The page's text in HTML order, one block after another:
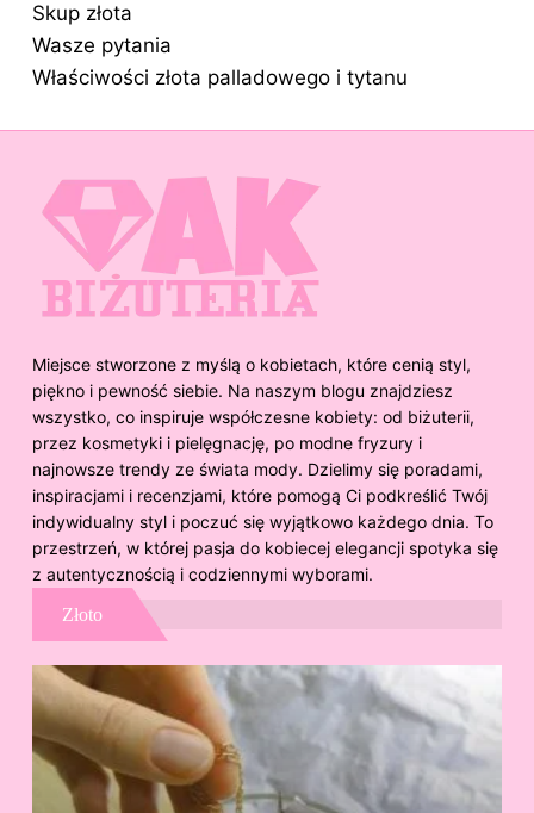
Skup złota
Wasze pytania
Właściwości złota palladowego i tytanu
Miejsce stworzone z myślą o kobietach, które cenią styl,
piękno i pewność siebie. Na naszym blogu znajdziesz
wszystko, co inspiruje współczesne kobiety: od biżuterii,
przez kosmetyki i pielęgnację, po modne fryzury i
najnowsze trendy ze świata mody. Dzielimy się poradami,
inspiracjami i recenzjami, które pomogą Ci podkreślić Twój
indywidualny styl i poczuć się wyjątkowo każdego dnia. To
przestrzeń, w której pasja do kobiecej elegancji spotyka się
z autentycznością i codziennymi wyborami.
Złoto